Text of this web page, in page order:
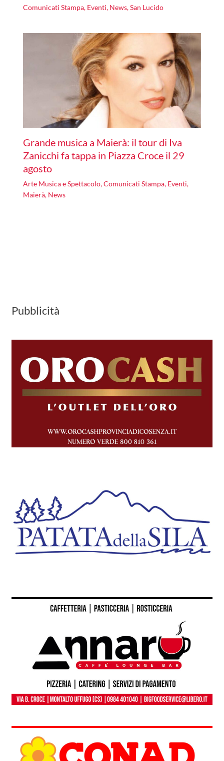
Comunicati Stampa, Eventi, News,San Lucido
Grande musica a Maierà: il tour di Iva
Zanicchi fa tappa in Piazza Croce il 29
agosto
Arte Musica e Spettacolo,Comunicati Stampa, Eventi,
Maierà, News
Pubblicità